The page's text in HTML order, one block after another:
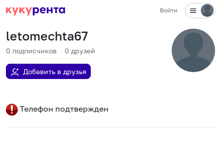
Войти
letomechta67
0 подписчиков 0 друзей
Добавить в друзья
Телефон подтвержден